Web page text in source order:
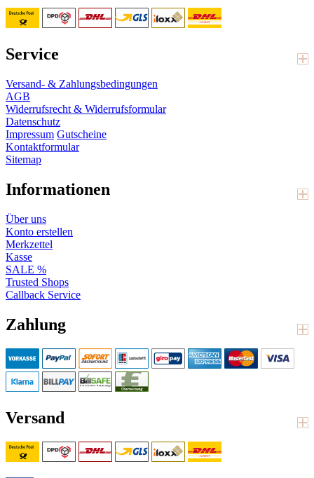
Service
Versand- & Zahlungsbedingungen
AGB
Widerrufsrecht & Widerrufsformular
Datenschutz
Impressum Gutscheine
Kontaktformular
Sitemap
Informationen
Über uns
Konto erstellen
Merkzettel
Kasse
SALE %
Trusted Shops
Callback Service
Zahlung
Versand